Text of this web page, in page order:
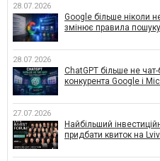
28.07.2026
Google більше ніколи
змінює правила пошуку
28.07.2026
ChatGPT більше не
конкурента Google і
27.07.2026
Найбільший
придбати квиток на